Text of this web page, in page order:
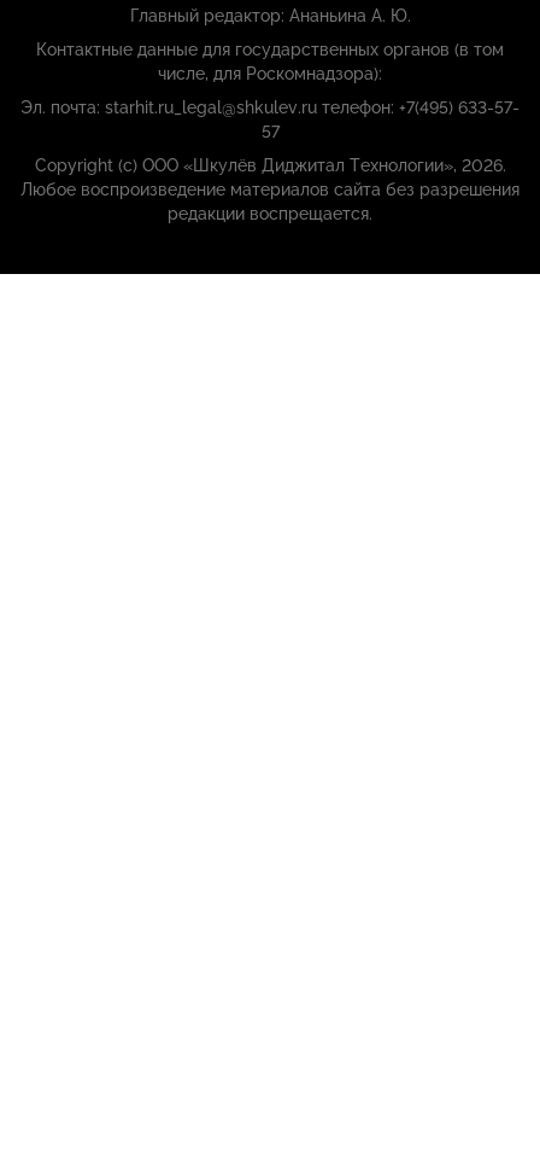
Главный редактор: Ананьина А. Ю.
Контактные данные для государственных органов (в том
числе, для Роскомнадзора):
Эл. почта: starhit.ru_legal@shkulev.ru телефон: +7(495) 633-57-
57
Copyright (с) ООО «Шкулёв Диджитал Технологии», 2026.
Любое воспроизведение материалов сайта без разрешения
редакции воспрещается.